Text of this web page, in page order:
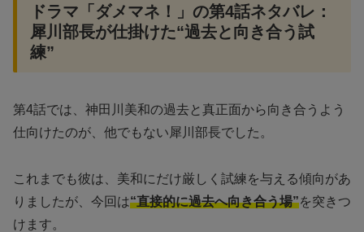
ドラマ「ダメマネ！」の第4話ネタバレ：
犀川部長が仕掛けた“過去と向き合う試
練”
第4話では、神田川美和の過去と真正面から向き合うよう
仕向けたのが、他でもない犀川部長でした。
これまでも彼は、美和にだけ厳しく試練を与える傾向があ
りましたが、今回は“直接的に過去へ向き合う場”を突きつ
けます。